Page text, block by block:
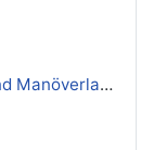
5.5 Betriebsgrenzen (Lastvielfache und Manöverlasten)